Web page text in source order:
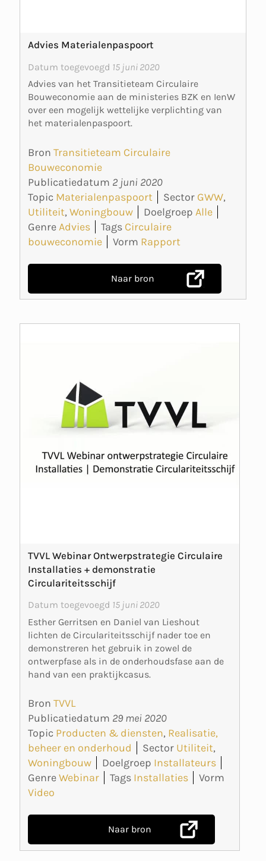
Advies Materialenpaspoort
Datum toegevoegd 15 juni 2020
Advies van het Transitieteam Circulaire
Bouweconomie aan de ministeries BZK en IenW
over een mogelijk wettelijke verplichting van
het materialenpaspoort.
Bron Transitieteam Circulaire
Bouweconomie
Publicatiedatum 2 juni 2020
Topic Materialenpaspoort Sector GWW,
Utiliteit, Woningbouw Doelgroep Alle
GenreAdvies Tags Circulaire
bouweconomie
Vorm Rapport
Naar bron
TVVL Webinar Ontwerpstrategie Circulaire
Installaties + demonstratie
Circulariteitsschijf
Datum toegevoegd 15 juni 2020
Esther Gerritsen en Daniel van Lieshout
lichten de Circulariteitsschijf nader toe en
demonstreren het gebruik in zowel de
ontwerpfase als in de onderhoudsfase aan de
hand van een praktijkcasus.
Bron TVVL
Publicatiedatum 29 mei 2020
Topic Producten & diensten, Realisatie,
beheer en onderhoud
Sector Utiliteit,
Woningbouw
Doelgroep Installateurs
GenreWebinar Tags Installaties
Vorm
Video
Naar bron